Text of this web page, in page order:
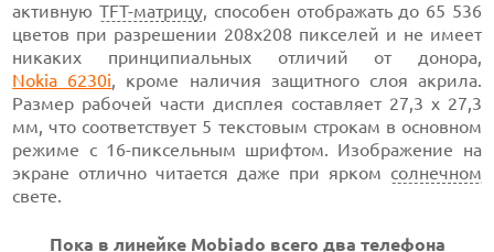
активную TFT-матрицу, способен отображать до 65 536
цветов при разрешении 208х208 пикселей и не имеет
никаких принципиальных отличий от донора,
Nokia 6230i, кроме наличия защитного слоя акрила.
Размер рабочей части дисплея составляет 27,3 х27,3
мм, что соответствует 5 текстовым строкам в основном
режиме с 16-пиксельным шрифтом. Изображение на
экране отлично читается даже при ярком солнечном
свете.
Пока в линейке Mobiado всего два телефона